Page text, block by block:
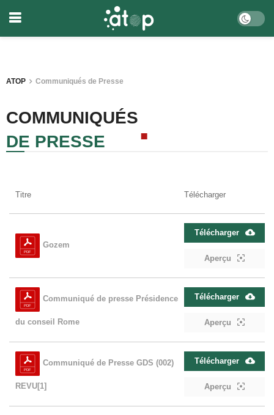
ATOP Communiqués de Presse
COMMUNIQUÉS
DE PRESSE
Titre Télécharger
Gozem
Télécharger
Aperçu
Communiqué de presse Présidence
du conseil Rome
Télécharger
Aperçu
Communiqué de Presse GDS (002)
REVU[1]
Télécharger
Aperçu